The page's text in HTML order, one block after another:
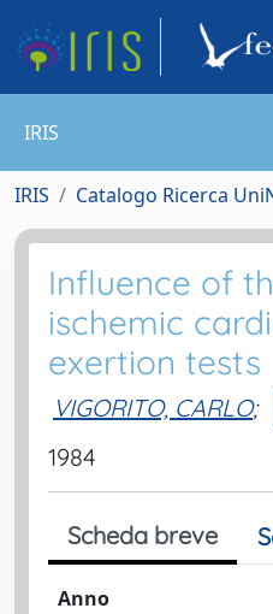
IRIS
IRIS Catalogo Ricerca
Influence of
ischemic
exertion tests
VIGORITO, CARLO;
1984
Scheda breve
Anno